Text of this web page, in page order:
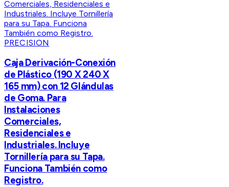
PRECISION
Caja Derivación-Conexión
de Plástico (190 X 240 X
165 mm) con 12 Glándulas
de Goma. Para
Instalaciones
Comerciales,
Residenciales e
Industriales. Incluye
Tornillería para su Tapa.
Funciona También como
Registro.